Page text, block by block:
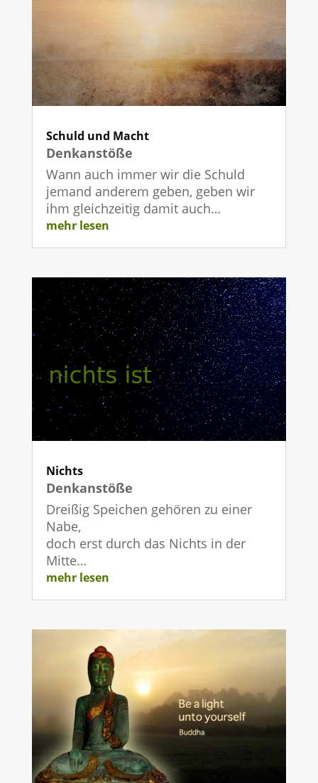
Schuld und Macht
Denkanstöße
Wann auch immer wir die Schuld
jemand anderem geben, geben wir
ihm gleichzeitig damit auch…
mehr lesen
Nichts
Denkanstöße
Dreißig Speichen gehören zu einer
Nabe,
doch erst durch das Nichts in der
Mitte…
mehr lesen